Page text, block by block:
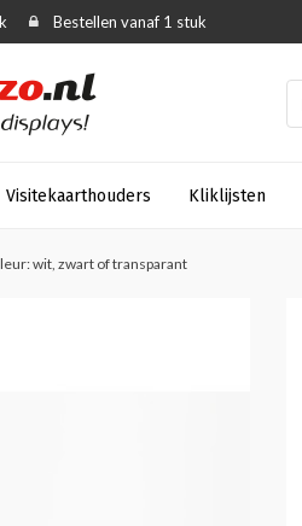
Bestellen vanaf 1 stuk
Visitekaarthouders Kliklijsten
wit, zwart of transparant